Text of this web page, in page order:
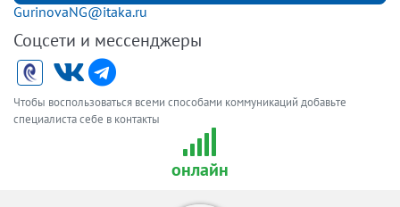
GurinovaNG@itaka.ru
Соцсети и мессенджеры
Чтобы воспользоваться всеми способами коммуникаций добавьте
специалиста себе в контакты
онлайн